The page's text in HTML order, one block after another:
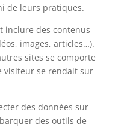
de leurs pratiques.
inclure des contenus
images, articles…).
sites se comporte
visiteur se rendait sur
des données sur
des outils de